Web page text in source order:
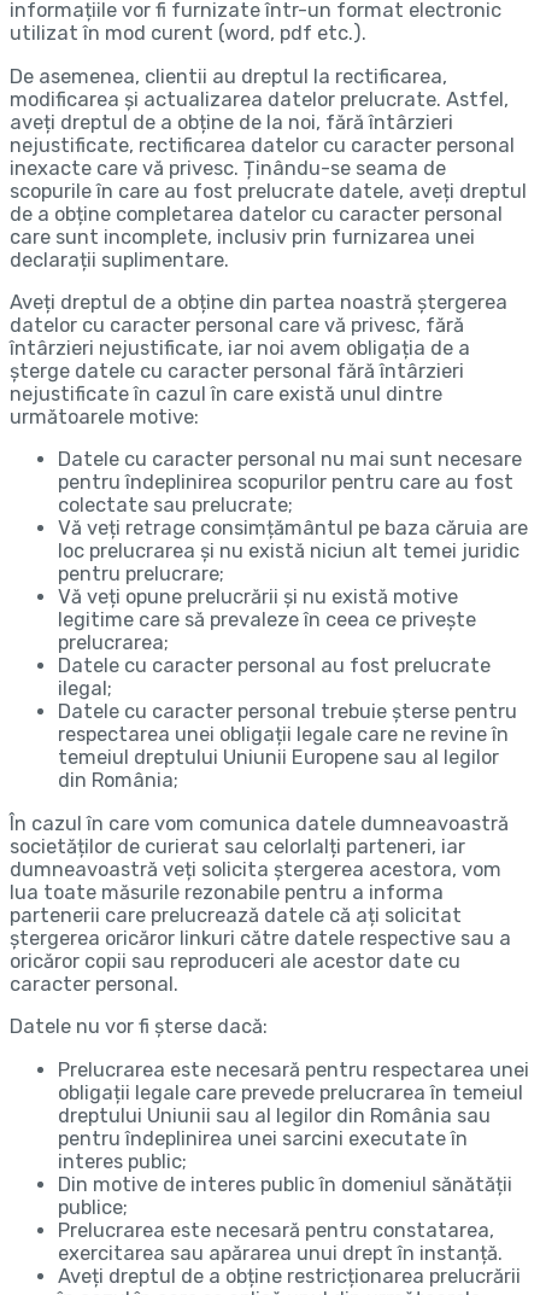
informațiile vor fi furnizate într-un format electronic
utilizat în mod curent (word, pdf etc.).
De asemenea, clientii au dreptul la rectificarea,
modificarea și actualizarea datelor prelucrate. Astfel,
aveți dreptul de a obține de la noi, fără întârzieri
nejustificate, rectificarea datelor cu caracter personal
inexacte care vă privesc. Ținându-se seama de
scopurile în care au fost prelucrate datele, aveți dreptul
de a obține completarea datelor cu caracter personal
care sunt incomplete, inclusiv prin furnizarea unei
declarații suplimentare.
Aveți dreptul de a obține din partea noastră ștergerea
datelor cu caracter personal care vă privesc, fără
întârzieri nejustificate, iar noi avem obligația de a
șterge datele cu caracter personal fără întârzieri
nejustificate în cazul în care există unul dintre
următoarele motive:
Datele cu caracter personal nu mai sunt necesare
pentru îndeplinirea scopurilor pentru care au fost
colectate sau prelucrate;
Vă veți retrage consimțământul pe baza căruia are
loc prelucrarea și nu există niciun alt temei juridic
pentru prelucrare;
Vă veți opune prelucrării și nu există motive
legitime care să prevaleze în ceea ce privește
prelucrarea;
Datele cu caracter personal au fost prelucrate
ilegal;
Datele cu caracter personal trebuie șterse pentru
respectarea unei obligații legale care ne revine în
temeiul dreptului Uniunii Europene sau al legilor
din România;
În cazul în care vom comunica datele dumneavoastră
societăților de curierat sau celorlalți parteneri, iar
dumneavoastră veți solicita ștergerea acestora, vom
lua toate măsurile rezonabile pentru a informa
partenerii care prelucrează datele că ați solicitat
ștergerea oricăror linkuri către datele respective sau a
oricăror copii sau reproduceri ale acestor date cu
caracter personal.
Datele nu vor fi șterse dacă:
Prelucrarea este necesară pentru respectarea unei
obligații legale care prevede prelucrarea în temeiul
dreptului Uniunii sau al legilor din România sau
pentru îndeplinirea unei sarcini executate în
interes public;
Din motive de interes public în domeniul sănătății
publice;
Prelucrarea este necesară pentru constatarea,
exercitarea sau apărarea unui drept în instanță.
Aveți dreptul de a obține restricționarea prelucrării